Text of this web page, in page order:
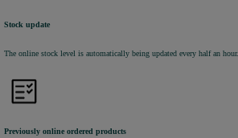
Stock update
The online stock level is automatically being updated every half an hour.
Previously online ordered products